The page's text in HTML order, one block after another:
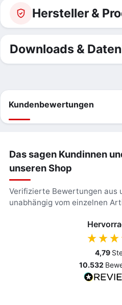
Hersteller &
Downloads &
Kundenbewertungen
Das sagen Kundinnen
unseren Shop
Verifizierte Bewertungen aus
unabhängig vom einzelnen
4,79
10.532